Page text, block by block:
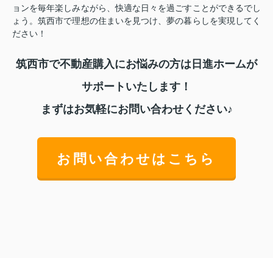
ョンを毎年楽しみながら、快適な日々を過ごすことができるでし
ょう。筑西市で理想の住まいを見つけ、夢の暮らしを実現してく
ださい！
筑西市で不動産購入にお悩みの方は日進ホームが
サポートいたします！
まずはお気軽にお問い合わせください♪
お問い合わせはこちら